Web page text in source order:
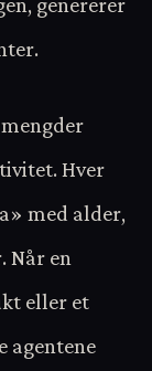
Hver
med alder,
Når en
eller et
agentene